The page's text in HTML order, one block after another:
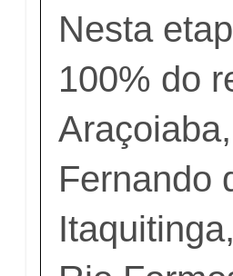
Nesta
100% do
Fernando